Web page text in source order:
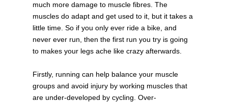
much more damage to muscle fibres. The
muscles do adapt and get used to it, but it takes a
little time. So if you only ever ride a bike, and
never ever run, then the first run you try is going
to makes your legs ache like crazy afterwards.
Firstly, running can help balance your muscle
groups and avoid injury by working muscles that
are under-developed by cycling. Over-